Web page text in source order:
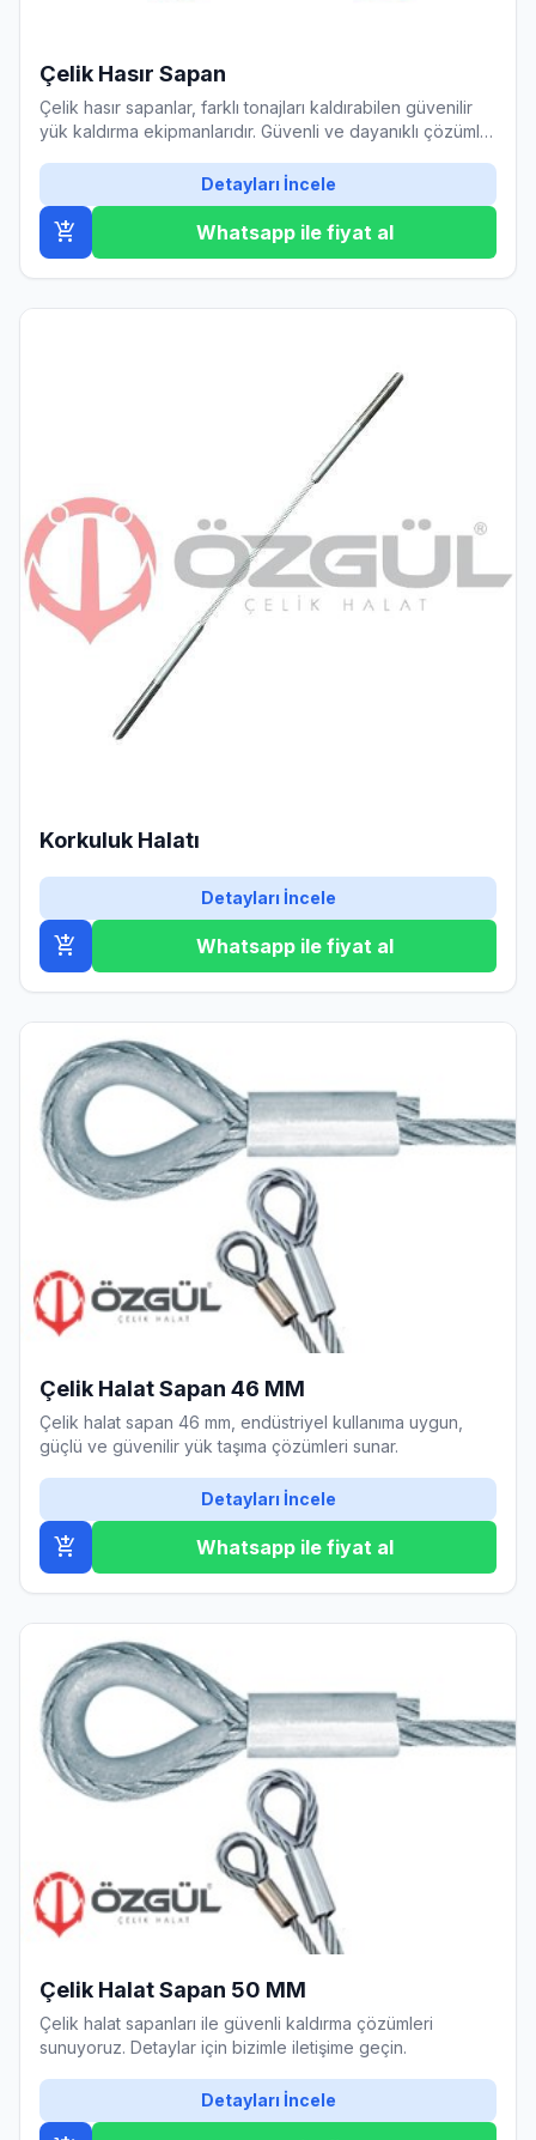
Çelik Hasır Sapan
Çelik hasır sapanlar, farklı tonajları kaldırabilen güvenilir
yük kaldırma ekipmanlarıdır. Güvenli ve dayanıklı çözümler
Detayları İncele
add_shopping_cart Whatsapp ile fiyat al
Korkuluk Halatı
Detayları İncele
add_shopping_cart Whatsapp ile fiyat al
Çelik Halat Sapan 46 MM
Çelik halat sapan 46 mm, endüstriyel kullanıma uygun,
güçlü ve güvenilir yük taşıma çözümleri sunar.
Detayları İncele
add_shopping_cart Whatsapp ile fiyat al
Çelik Halat Sapan 50 MM
Çelik halat sapanları ile güvenli kaldırma çözümleri
sunuyoruz. Detaylar için bizimle iletişime geçin.
Detayları İncele